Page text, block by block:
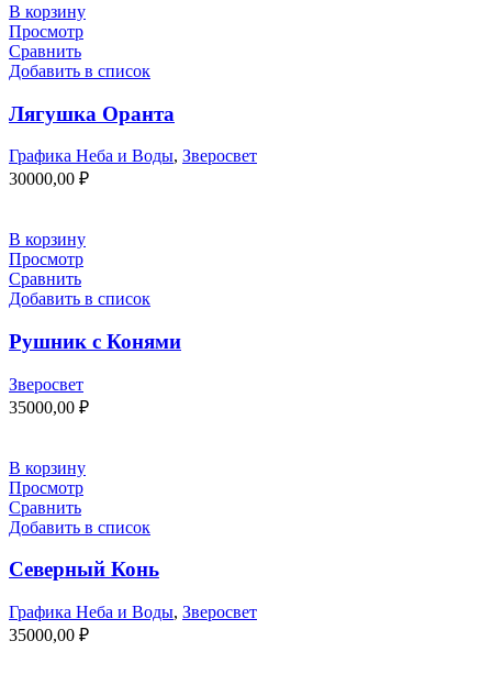
В корзину
Просмотр
Сравнить
Добавить в список
Лягушка Оранта
Графика Неба и Воды, Зверосвет
30000,00 ₽
В корзину
Просмотр
Сравнить
Добавить в список
Рушник с Конями
Зверосвет
35000,00 ₽
В корзину
Просмотр
Сравнить
Добавить в список
Северный Конь
Графика Неба и Воды, Зверосвет
35000,00 ₽